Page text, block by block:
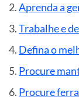
Aprenda a
Trabalhe e
Defina o
Procure
Procure